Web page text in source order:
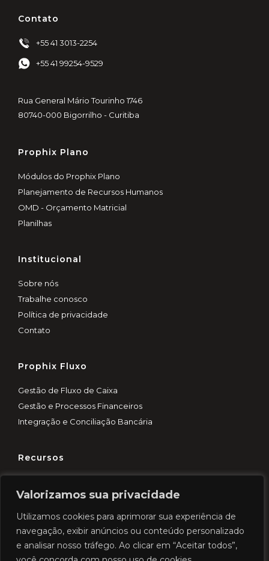
Valorizamos sua privacidade
Utilizamos cookies para aprimorar sua experiência de
navegação, exibir anúncios ou conteúdo personalizado
e analisar nosso tráfego. Ao clicar em “Aceitar todos”,
Contato
+55 41 3013-2254
+55 41 99254-9529
Rua General Mário Tourinho 1746
80740-000 Bigorrilho - Curitiba
Prophix Plano
Módulos do Prophix Plano
Planejamento de Recursos Humanos
OMD - Orçamento Matricial
Planilhas
Institucional
Sobre nós
Trabalhe conosco
Política de privacidade
Contato
Prophix Fluxo
Gestão de Fluxo de Caixa
Gestão e Processos Financeiros
Integração e Conciliação Bancária
Recursos
Blog
Demo rápida
Cases